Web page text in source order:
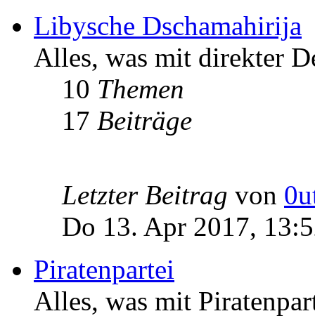
Libysche Dschamahirija
Alles, was mit direkter
10 Themen
17 Beiträge
Letzter Beitrag von
Do 13. Apr 2017,
Piratenpartei
Alles, was mit